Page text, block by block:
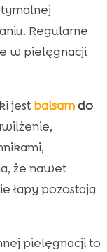
Regularne
w pielęgnacji
jest balsamdo
że nawet
łapy pozostają
pielęgnacji to